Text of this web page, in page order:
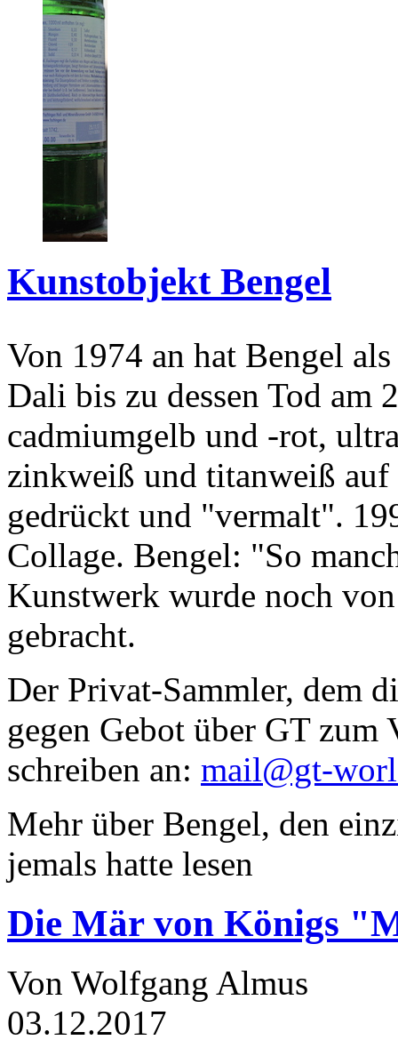
Kunstobjekt Bengel
Von 1974 an hat Bengel
Dali bis zu dessen Tod am
cadmiumgelb und -rot,
zinkweiß und titanweiß
gedrückt und "vermalt".
Collage. Bengel: "So
Kunstwerk wurde noch
gebracht.
Der Privat-Sammler, dem
gegen Gebot über GT zum
schreiben an: mail@gt-
Mehr über Bengel, den
jemals hatte lesen
Die Mär von Königs
Von Wolfgang Almus
03.12.2017